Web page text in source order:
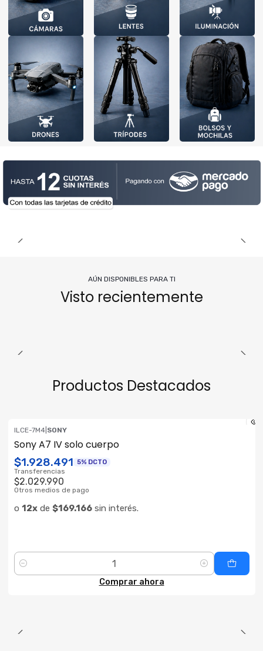
AÚN DISPONIBLES PARA TI
Visto recientemente
Productos Destacados
ILCE-7M4| SONY
Sony A7 IV solo cuerpo
$1.928.491 5% DCTO
Transferencias
$2.029.990
Otros medios de pago
o 12xde $169.166sin interés.
Cantidad
Comprar ahora